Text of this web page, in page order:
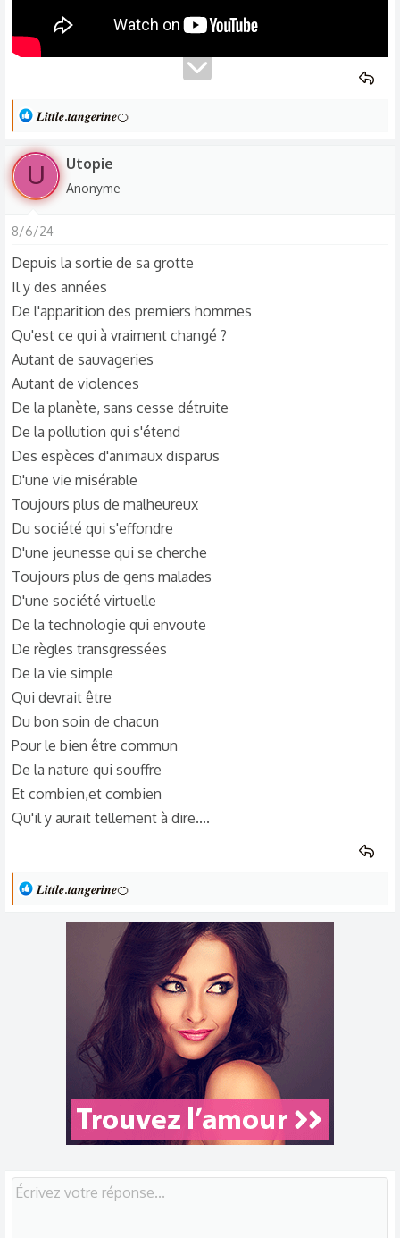
mon avis personnel 🥲.
L
s
é
c
t
n
s
:
𝑳𝒊𝒕𝒕𝒍𝒆.𝒕𝒂𝒏𝒈𝒆𝒓𝒊𝒏𝒆🍊
U Utopie
Anonyme
8/6/24
Depuis la sortie de sa grotte
Il y des années
De l'apparition des premiers hommes
Qu'est ce qui à vraiment changé ?
Autant de sauvageries
Autant de violences
De la planète, sans cesse détruite
De la pollution qui s'étend
Des espèces d'animaux disparus
D'une vie misérable
Toujours plus de malheureux
Du société qui s'effondre
D'une jeunesse qui se cherche
Toujours plus de gens malades
D'une société virtuelle
De la technologie qui envoute
De règles transgressées
De la vie simple
Qui devrait être
Du bon soin de chacun
Pour le bien être commun
De la nature qui souffre
Et combien,et combien
Qu'il y aurait tellement à dire....
L
𝑳𝒊𝒕𝒕𝒍𝒆.𝒕𝒂𝒏𝒈𝒆𝒓𝒊𝒏𝒆🍊